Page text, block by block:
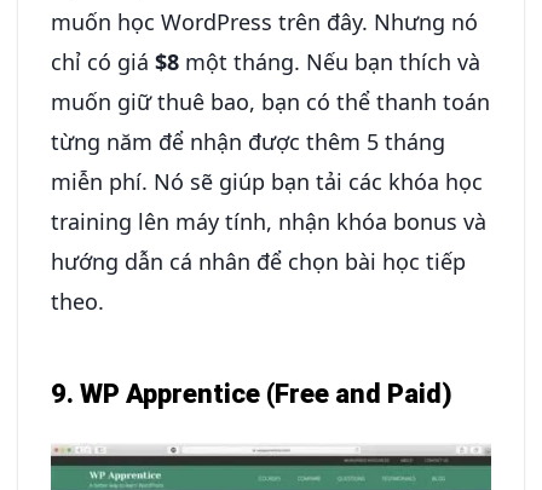
muốn học WordPress trên đây. Nhưng nó
chỉ có giá $8 một tháng. Nếu bạn thích và
muốn giữ thuê bao, bạn có thể thanh toán
từng năm để nhận được thêm 5 tháng
miễn phí. Nó sẽ giúp bạn tải các khóa học
training lên máy tính, nhận khóa bonus và
hướng dẫn cá nhân để chọn bài học tiếp
theo.
9. WP Apprentice (Free and Paid)